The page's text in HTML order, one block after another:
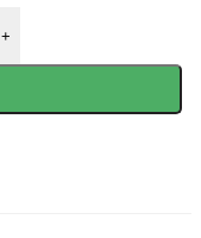
+